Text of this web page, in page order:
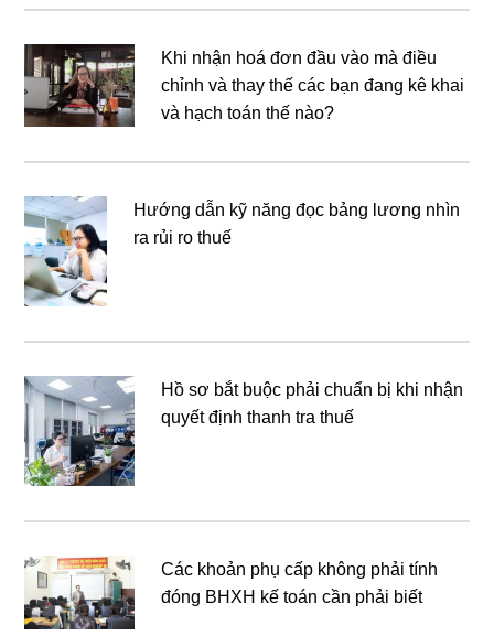
Khi nhận hoá đơn đầu vào mà điều
chỉnh và thay thế các bạn đang kê khai
và hạch toán thế nào?
Hướng dẫn kỹ năng đọc bảng lương nhìn
ra rủi ro thuế
Hồ sơ bắt buộc phải chuẩn bị khi nhận
quyết định thanh tra thuế
Các khoản phụ cấp không phải tính
đóng BHXH kế toán cần phải biết